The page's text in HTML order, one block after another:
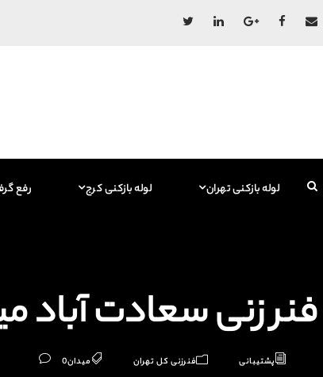
رفع لوله بازکنی کرج لوله بازکنی تهران
فنر زنی سعادت آباد میدان
پشتیبانی فنرزنی کل تهران میدان0